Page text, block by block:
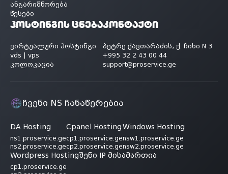
ანგარიშწორება
წესები
ჰოსტინგის ცნება
ვირტუალური ჰოსტინგი
vds | vps
კოლოკაცია
კონტაქტი
პეტრე ქავთარაძის, ქ. ჩიხი N 3
+995 32 2 43 00 44
support@proservice.ge
ჩვენი NS ჩანაწერებია
DA Hosting
ns1.proservice.ge
ns2.proservice.ge
Cpanel Hosting
cp1.proservice.ge
cp2.proservice.ge
Windows Hosting
nsw1.proservice.ge
nsw2.proservice.ge
Wordpress Hosting
cp1.proservice.ge
შენი IP მისამართია